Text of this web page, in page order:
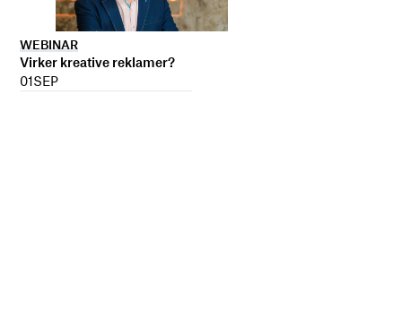
WEBINAR
Virker kreative reklamer?
01SEP